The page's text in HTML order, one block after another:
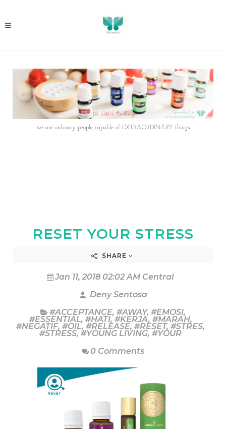
- we are ordinary people, capable of EXTRAORDINARY things -
RESET YOUR STRESS
SHARE
Jan 11, 2018 02:02 AM Central
Deny Sentosa
#ACCEPTANCE, #AWAY, #EMOSI,
#ESSENTIAL, #HATI,#KERJA, #MARAH,
#NEGATIF, #OIL, #RELEASE, #RESET, #STRES,
#STRESS, #YOUNG LIVING, #YOUR
0 Comments